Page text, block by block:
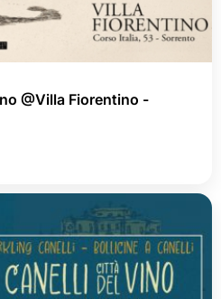
@Villa Fiorentino -